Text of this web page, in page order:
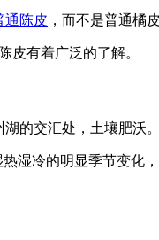
通陈皮 ，而不是普通橘皮
皮有着广泛的了解。
的交汇处，土壤肥沃。
湿冷的明显季节变